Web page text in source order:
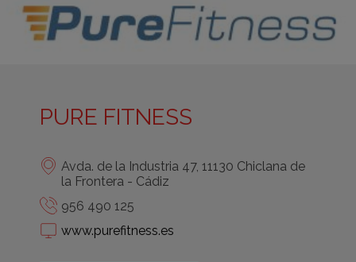
PURE FITNESS
Avda. de la Industria 47, 11130 Chiclana de
la Frontera - Cádiz
956 490 125
www.purefitness.es